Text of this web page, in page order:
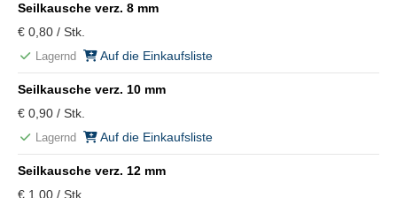
Seilkausche verz. 8 mm
€ 0,80 / Stk.
Lagernd Auf die Einkaufsliste
Seilkausche verz. 10 mm
€ 0,90 / Stk.
Lagernd Auf die Einkaufsliste
Seilkausche verz. 12 mm
€ 1,00 / Stk.